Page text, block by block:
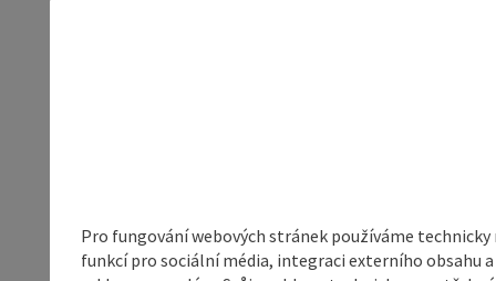
Pro fungování webových stránek používáme
funkcí pro sociální média, integraci externího obsahu